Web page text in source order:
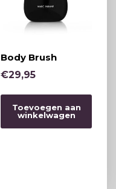
Body Brush
€29,95
Toevoegen aan
winkelwagen